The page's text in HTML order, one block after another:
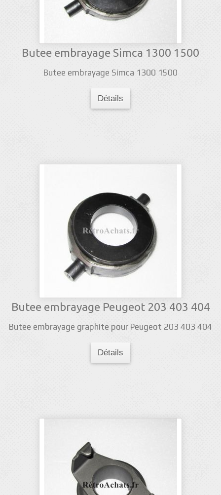
Butee embrayage Simca 1300 1500
Butee embrayage Simca 1300 1500
Détails
Butee embrayage Peugeot 203 403 404
Butee embrayage graphite pour Peugeot 203 403 404
Détails